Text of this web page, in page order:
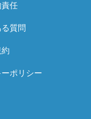
任
質問
ポリシー